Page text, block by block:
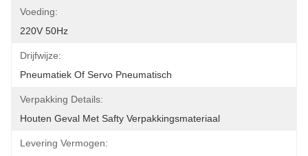
Voeding:
220V 50Hz
Drijfwijze:
Pneumatiek Of Servo Pneumatisch
Verpakking Details:
Houten Geval Met Safty Verpakkingsmateriaal
Levering Vermogen: